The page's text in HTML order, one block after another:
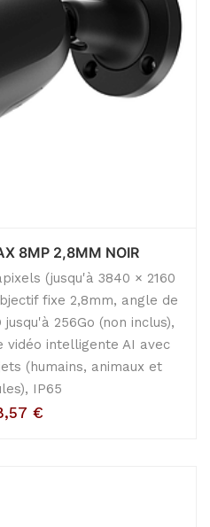
8MP 2,8MM NOIR
(jusqu'à 3840 × 2160
fixe 2,8mm, angle de
jusqu'à 256Go (non inclus),
vidéo intelligente AI avec
(humains, animaux et
IP65
€